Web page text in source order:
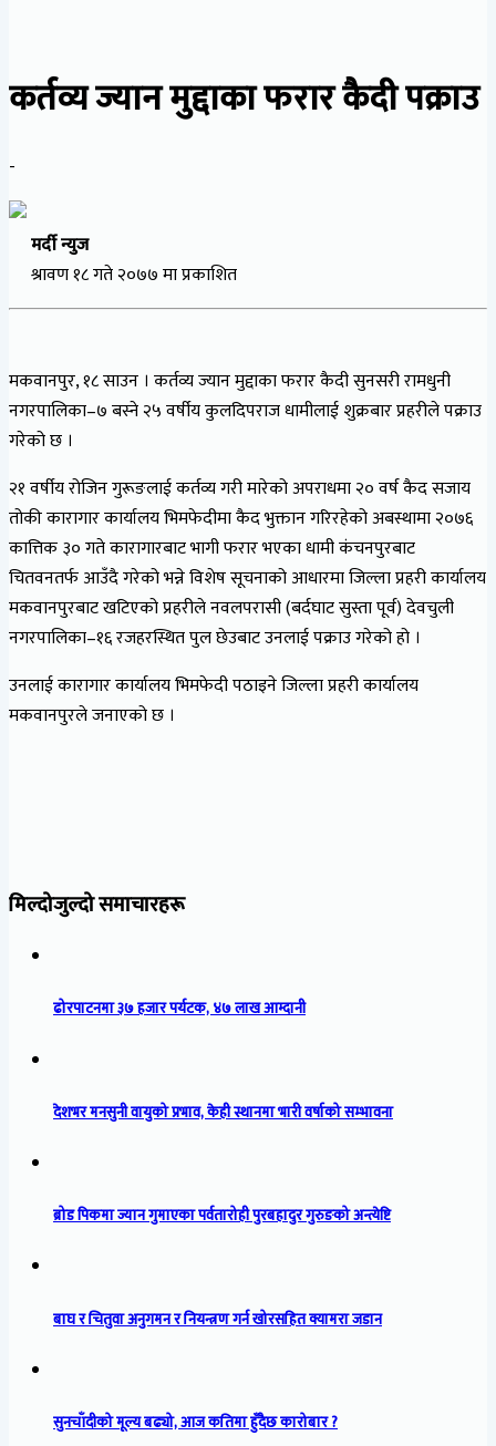
कर्तव्य ज्यान मुद्दाका फरार कैदी पक्राउ
-
मर्दी न्युज
श्रावण १८ गते २०७७ मा प्रकाशित
मकवानपुर, १८ साउन । कर्तव्य ज्यान मुद्दाका फरार कैदी सुनसरी रामधुनी
नगरपालिका–७ बस्ने २५ वर्षीय कुलदिपराज धामीलाई शुक्रबार प्रहरीले पक्राउ
गरेको छ ।
२१ वर्षीय रोजिन गुरूङलाई कर्तव्य गरी मारेको अपराधमा २० वर्ष कैद सजाय
तोकी कारागार कार्यालय भिमफेदीमा कैद भुक्तान गरिरहेको अबस्थामा २०७६
कात्तिक ३० गते कारागारबाट भागी फरार भएका धामी कंचनपुरबाट
चितवनतर्फ आउँदै गरेको भन्ने विशेष सूचनाको आधारमा जिल्ला प्रहरी कार्यालय
मकवानपुरबाट खटिएको प्रहरीले नवलपरासी (बर्दघाट सुस्ता पूर्व) देवचुली
नगरपालिका–१६ रजहरस्थित पुल छेउबाट उनलाई पक्राउ गरेको हो ।
उनलाई कारागार कार्यालय भिमफेदी पठाइने जिल्ला प्रहरी कार्यालय
मकवानपुरले जनाएको छ ।
मिल्दोजुल्दो समाचारहरू
ढोरपाटनमा ३७ हजार पर्यटक, ४७ लाख आम्दानी
देशभर मनसुनी वायुको प्रभाव, केही स्थानमा भारी वर्षाको सम्भावना
ब्रोड पिकमा ज्यान गुमाएका पर्वतारोही पुरबहादुर गुरुङको अन्त्येष्टि
बाघ र चितुवा अनुगमन र नियन्त्रण गर्न खोरसहित क्यामरा जडान
सुनचाँदीको मूल्य बढ्यो, आज कतिमा हुँदैछ कारोबार ?